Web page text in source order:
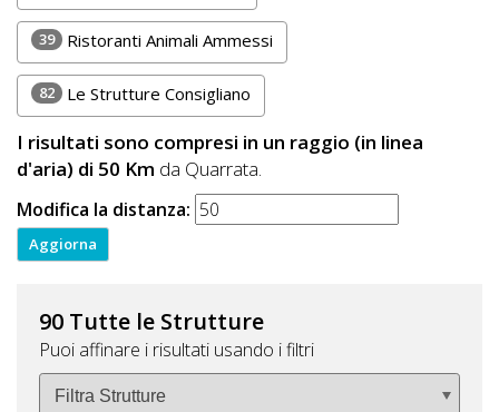
39 Ristoranti Animali Ammessi
82 Le Strutture Consigliano
I risultati sono compresi in un raggio (in linea
d'aria) di 50 Km da Quarrata.
Modifica la distanza:
90 Tutte le Strutture
Puoi affinare i risultati usando i filtri